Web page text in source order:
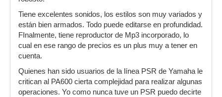
Tiene excelentes sonidos, los estilos son muy variados y
están bien armados. Todo puede editarse en profundidad.
FInalmente, tiene reproductor de Mp3 incorporado, lo
cual en ese rango de precios es un plus muy a tener en
cuenta.
Quienes han sido usuarios de la línea PSR de Yamaha le
critican al PA600 cierta complejidad para realizar algunas
operaciones. Yo como nunca tuve un PSR puedo decirte